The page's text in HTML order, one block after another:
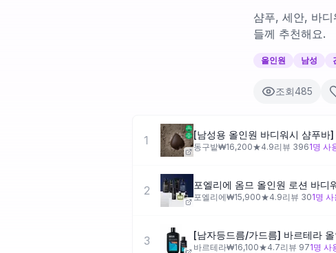
샴푸, 세안, 바
들께 추천해요.
올인원 남성
조회485
1 [남성용 올인원 바디워시 샴푸바
동구밭₩16,200★4.9리뷰 3961명 사
2 포엘리에 옴므 올인원 로션 바디
포엘리에₩15,900★4.9리뷰 301명 사
3 [남자등드름/가드름] 바르테라
바르테라₩16,100★4.7리뷰 971명 사